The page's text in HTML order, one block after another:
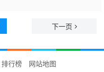
下一页
排行榜
网站地图